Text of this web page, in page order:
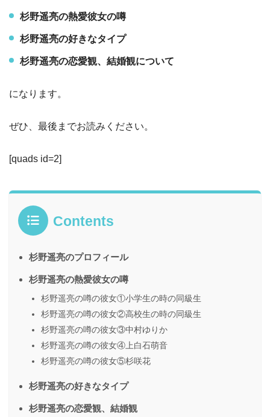
杉野遥亮の熱愛彼女の噂
杉野遥亮の好きなタイプ
杉野遥亮の恋愛観、結婚観について
になります。
ぜひ、最後までお読みください。
[quads id=2]
Contents
杉野遥亮のプロフィール
杉野遥亮の熱愛彼女の噂
杉野遥亮の噂の彼女①小学生の時の同級生
杉野遥亮の噂の彼女②高校生の時の同級生
杉野遥亮の噂の彼女③中村ゆりか
杉野遥亮の噂の彼女④上白石萌音
杉野遥亮の噂の彼女⑤杉咲花
杉野遥亮の好きなタイプ
杉野遥亮の恋愛観、結婚観